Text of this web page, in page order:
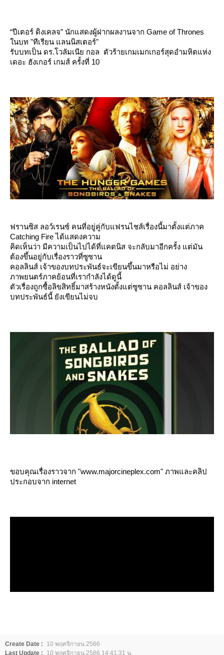
“ปีเตอร์ ดิงเคลจ” นักแสดงผู้ฝากผลงานจาก Game of Thrones
นบท "ทีเรียน แลนนิสเตอร์"
รับบทเป็น ดร.โวลัมเนีย กอล ตัวร้ายเกมเมกเกอร์สุดอำมหิตแห่ง
เดอะ ฮังเกอร์ เกมส์ ครั้งที่ 10
ฟรานซิส ลอว์เรนซ์ คนที่อยู่คู่กับแฟรนไชส์เรื่องนี้มาตั้งแต่ภาค
Catching Fire ได้แสดงความ
คิดเห็นว่า มีความเป็นไปได้ที่แคตนิส จะกลับมาอีกครั้ง แต่มัน
ต้องขึ้นอยู่กับเรื่องราวที่ซูซาน
คอลลินส์ เจ้าของบทประพันธ์จะเขียนขึ้นมาหรือไม่ อย่าง
ภาพยนตร์ภาคย้อนที่เรากำลังได้ดูนี้
ตัวเรื่องถูกซื้อลิขสิทธิ์มาสร้างหนังตั้งแต่ซูซาน คอลลินส์ เจ้าของ
บทประพันธ์นี้ ยังเขียนไม่จบ
ขอบคุณเรื่องราวจาก "www.majorcineplex.com" ภาพและคลิป
ประกอบจาก internet
Create Date :
10 พฤศจิกายน 2566
Last Update :
10 พฤศจิกายน 2566 14:41:31 น.